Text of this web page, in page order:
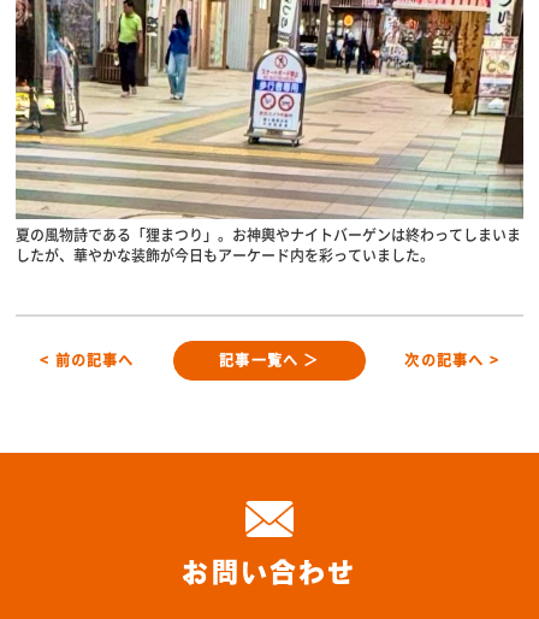
夏の風物詩である「狸まつり」。お神輿やナイトバーゲンは終わってしまいま
したが、華やかな装飾が今日もアーケード内を彩っていました。
< 前の記事へ 記事一覧へ ＞ 次の記事へ >
お問い合わせ